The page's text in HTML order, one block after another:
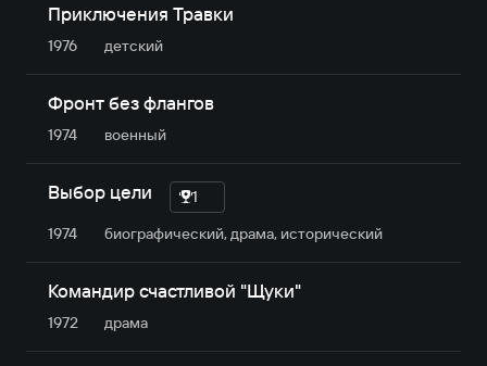
Приключения Травки
1976 детский
Фронт без флангов
1974 военный
Выбор цели
1
1974
биографический, драма, исторический
Командир счастливой "Щуки"
1972 драма